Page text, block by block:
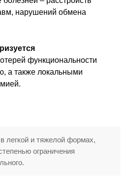
нарушений обмена
функциональности
а также локальными
легкой и тяжелой формах,
ограничения